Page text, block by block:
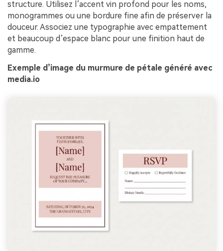
structure. Utilisez l’accent vin profond pour les noms,
monogrammes ou une bordure fine afin de préserver la
douceur. Associez une typographie avec empattement
et beaucoup d’espace blanc pour une finition haut de
gamme.
Exemple d’image du murmure de pétale généré avec
media.io